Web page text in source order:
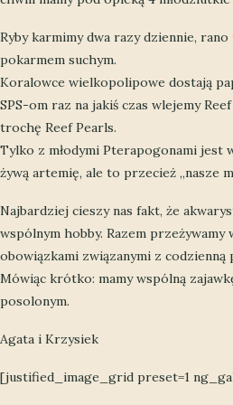
Ryby karmimy dwa razy dziennie,
pokarmem suchym.
Koralowce wielkopolipowe dostają
SPS-om raz na jakiś czas wlejemy
trochę Reef Pearls.
Tylko z młodymi Pterapogonami jest
żywą artemię, ale to przecież „nasze
Najbardziej cieszy nas fakt, że
wspólnym hobby. Razem
obowiązkami związanymi z codzienną
Mówiąc krótko: mamy wspólną
posolonym.
Agata i Krzysiek
[justified_image_grid preset=1